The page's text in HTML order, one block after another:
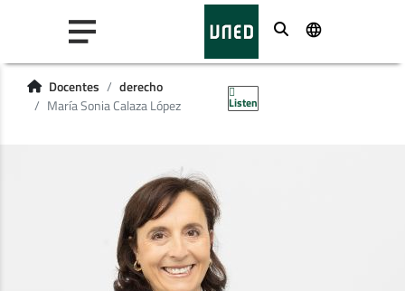
Buscar
Docentes
derecho
María Sonia Calaza López
Listen